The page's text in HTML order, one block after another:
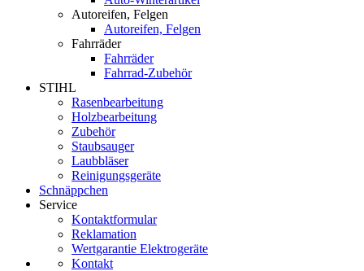
Autoreifen, Felgen
Autoreifen, Felgen
Fahrräder
Fahrräder
Fahrrad-Zubehör
STIHL
Rasenbearbeitung
Holzbearbeitung
Zubehör
Staubsauger
Laubbläser
Reinigungsgeräte
Schnäppchen
Service
Kontaktformular
Reklamation
Wertgarantie Elektrogeräte
Kontakt